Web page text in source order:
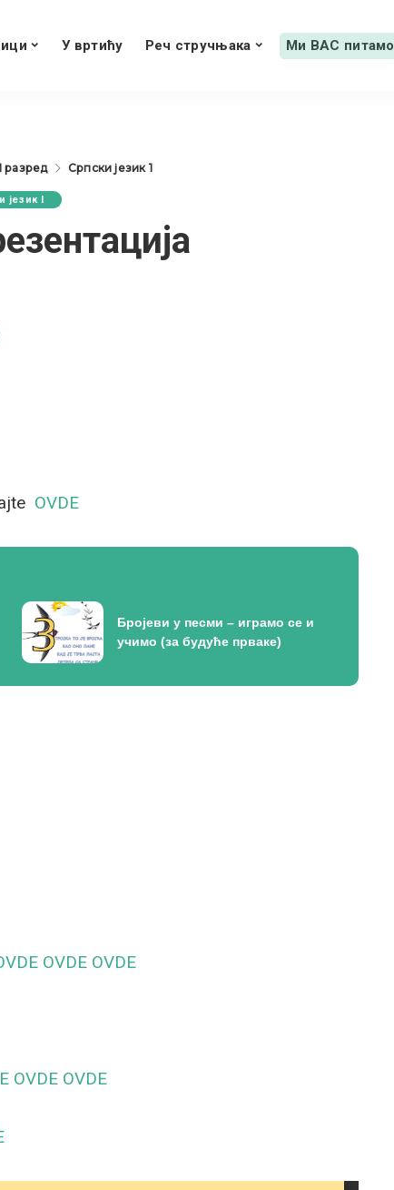
У вртићу Реч стручњака Ми ВАС питамо
I разред Српски језик 1
језик I
OVDE
Бројеви у песми – играмо се и
учимо (за будуће прваке)
OVDE OVDE
OVDE OVDE